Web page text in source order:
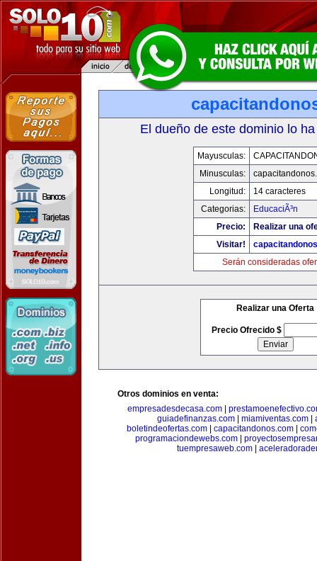
El dueño de este dominio lo
Mayusculas:
Minusculas:
Longitud:
14 caracteres
Categorias:
EducaciÃ³n
Precio:
Realizar una
Visitar!
Serán consideradas
Realizar una Oferta
Precio Ofrecido $
Otros dominios en venta:
empresadesdecasa.com
guiadefinanzas.com
miamiventas.com
boletindeofertas.com| capacitandonos.com|
programaciondewebs.com
tuempresaweb.com